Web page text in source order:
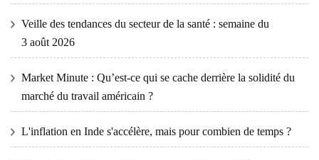
Veille des tendances du secteur de la santé : semaine du
3 août 2026
Market Minute : Qu’est-ce qui se cache derrière la solidité du
marché du travail américain ?
L'inflation en Inde s'accélère, mais pour combien de temps ?